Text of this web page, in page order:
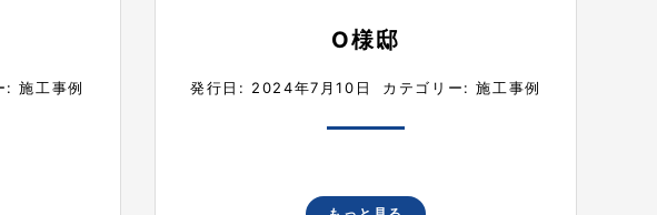
:施工事例
O様邸
発行日: 2024年7月10日 カテゴリー:施工事例